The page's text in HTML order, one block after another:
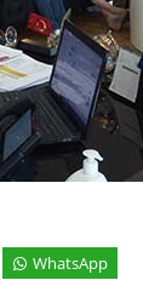
WhatsApp